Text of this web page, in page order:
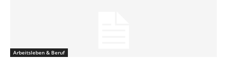
Arbeitsleben & Beruf